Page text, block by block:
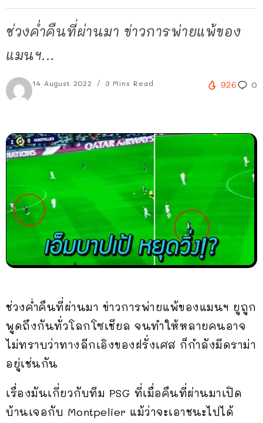
ช่วงค่ำคืนที่ผ่านมา ข่าวการพ่ายแพ้ของ
แมนฯ...
14 August 2022 3 Mins Read 926 0
ช่วงค่ำคืนที่ผ่านมา ข่าวการพ่ายแพ้ของแมนฯ ยูถูก
พูดถึงกันทั่วโลกโซเชียล จนทำให้หลายคนอาจ
ไม่ทราบว่าทางลีกเอิงของฝรั่งเศส ก็กำลังมีดราม่า
อยู่เช่นกัน
เรื่องมันเกี่ยวกับทีม PSG ที่เมื่อคืนที่ผ่านมาเปิด
บ้านเจอกับ Montpelier แม้ว่าจะเอาชนะไปได้